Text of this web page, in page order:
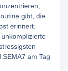
gibt, die
erinnert.
am Tag